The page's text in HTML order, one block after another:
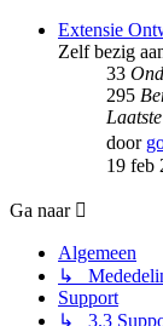
Extensie
Zelf bezig
33
295
door
19 feb
Ga naar
Algemeen
↳
Support
↳ 3.3